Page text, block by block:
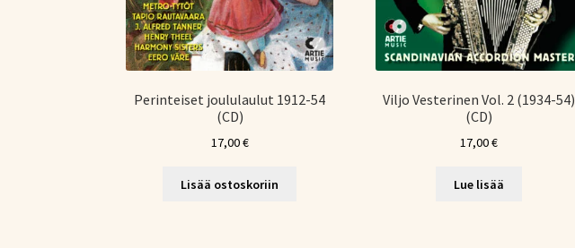
Perinteiset joululaulut 1912-54
(CD)
17,00€
Lisää ostoskoriin
Viljo Vesterinen Vol. 2 (1934-54)
(CD)
17,00€
Lue lisää